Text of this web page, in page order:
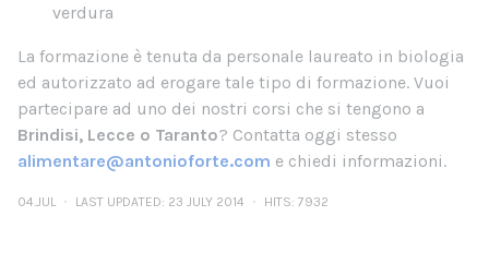
verdura
La formazione è tenuta da personale laureato in biologia
ed autorizzato ad erogare tale tipo di formazione. Vuoi
partecipare ad uno dei nostri corsi che si tengono a
Brindisi, Lecce o Taranto? Contatta oggi stesso
alimentare@antonioforte.com e chiedi informazioni.
04.JUL LAST UPDATED: 23 JULY 2014 HITS: 7932